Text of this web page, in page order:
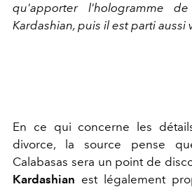
qu'apporter l'hologramme
Kardashian, puis il est parti aussi
En ce qui concerne les
divorce, la source pense
Calabasas sera un point de
Kardashian est légalement